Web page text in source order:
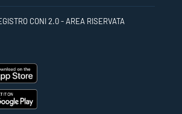
CONI 2.0 - AREA RISERVATA